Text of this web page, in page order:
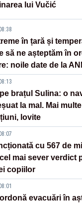
lui Vučić
în țară și
să ne așteptăm în
noile date de la
brațul Sulina: o
la mal. Mai multe
lovite
cu 567 de
mai sever verdict
copiilor
evacuări în